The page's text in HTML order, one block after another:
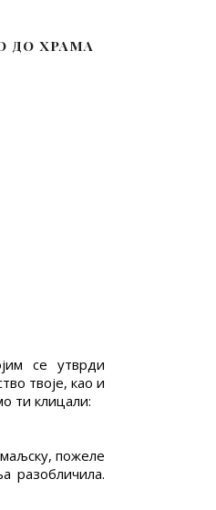
ДО ХРАМА
се утврди
твоје, као и
ти клицали:
пожеле
разобличила.